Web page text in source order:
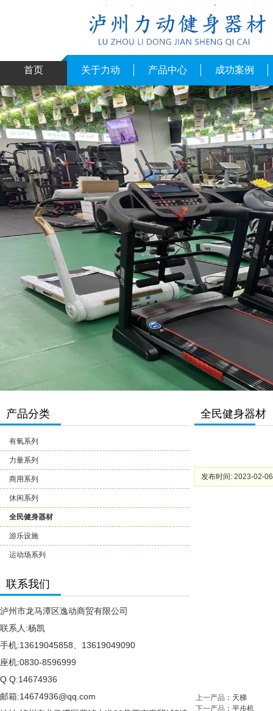
首页 关于力动 产品中心 成功案例
产品分类
有氧系列
力量系列
商用系列
休闲系列
全民健身器材
游乐设施
运动场系列
联系我们
泸州市龙马潭区逸动商贸有限公司
联系人:杨凯
手机:13619045858、13619049090
座机:0830-8596999
Q Q:14674936
邮箱:14674936@qq.com
全民健身器材
发布时间: 2023-02-
上一产品 ： 天梯
下一产品 ： 平步机